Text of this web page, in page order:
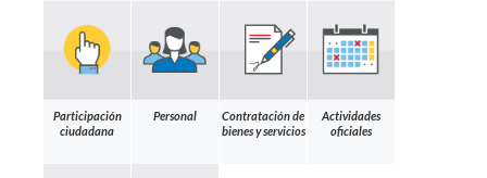
Participación
ciudadana
Personal
Contratación de
bienes y servicios
Actividades
oficiales